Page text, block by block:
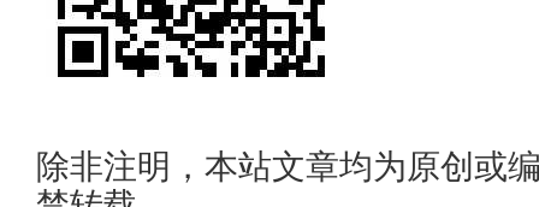
除非注明，本站文章均为原创或